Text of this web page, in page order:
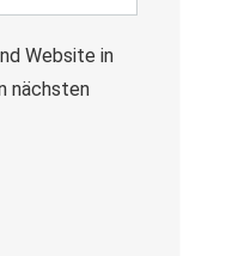
Website in
nächsten